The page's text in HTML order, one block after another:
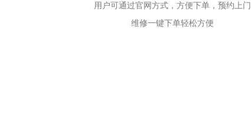
用户可通过官网方式，方便下单，预约上门
维修一键下单轻松方便